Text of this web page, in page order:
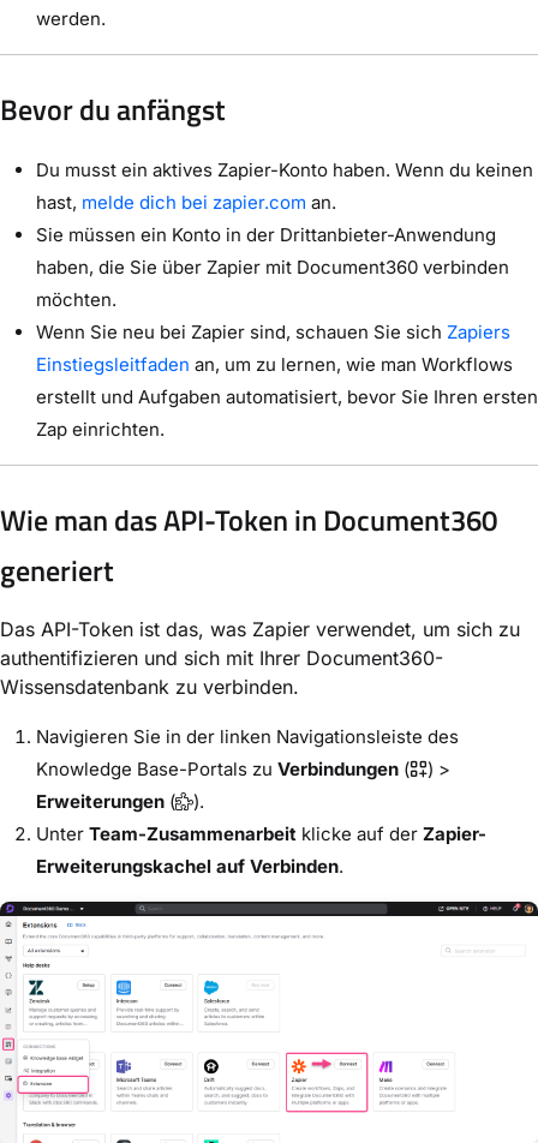
werden.
Bevor du anfängst
Du musst ein aktives Zapier-Konto haben. Wenn du keinen
hast, melde dich bei zapier.com an.
Sie müssen ein Konto in der Drittanbieter-Anwendung
haben, die Sie über Zapier mit Document360 verbinden
möchten.
Wenn Sie neu bei Zapier sind, schauen Sie sich Zapiers
Einstiegsleitfaden an, um zu lernen, wie man Workflows
erstellt und Aufgaben automatisiert, bevor Sie Ihren ersten
Zap einrichten.
Wie man das API-Token in Document360
generiert
Das API-Token ist das, was Zapier verwendet, um sich zu
authentifizieren und sich mit Ihrer Document360-
Wissensdatenbank zu verbinden.
Navigieren Sie in der linken Navigationsleiste des
Knowledge Base-Portals zu Verbindungen (
) >
Erweiterungen (
).
Unter Team-Zusammenarbeit klicke auf der Zapier-
Erweiterungskachel auf Verbinden.